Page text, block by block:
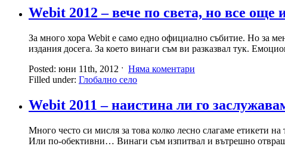
Webit 2012 – вече по света, но все още
За много хора Webit е само едно официално събитие. Но за
издания досега. За което винаги съм ви разказвал тук.
Posted: юни 11th, 2012 ˑ Няма коментари
Filled under: Глобално село
Webit 2011 – наистина ли го
Много често си мисля за това колко лесно слагаме етикети
Или по-обективни… Винаги съм изпитвал и вътрешно